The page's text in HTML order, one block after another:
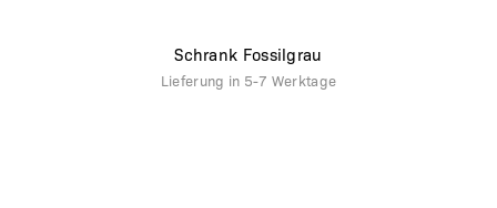
Schrank Fossilgrau
Lieferung in 5-7 Werktage